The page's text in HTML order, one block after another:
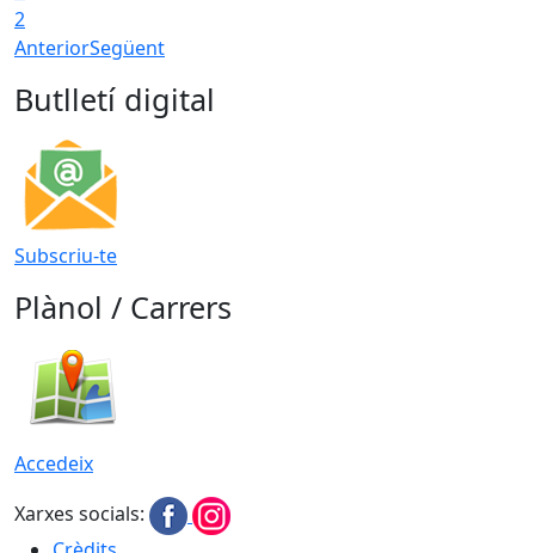
2
AnteriorSegüent
Butlletí digital
Subscriu-te
Plànol / Carrers
Accedeix
Xarxes socials: